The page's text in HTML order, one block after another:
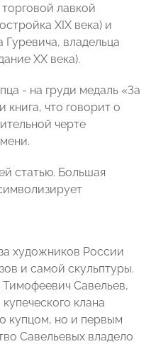
лавкой
XIX века) и
владельца
ХХ века).
- на груди медаль «За
книга, что говорит о
черте
статью. Большая
художников России
и самой скульптуры.
Савельев,
клана
купцом, но и первым
Савельевых владело